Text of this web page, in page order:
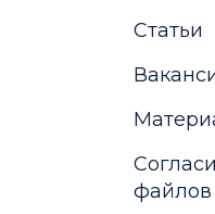
Статьи
файлов